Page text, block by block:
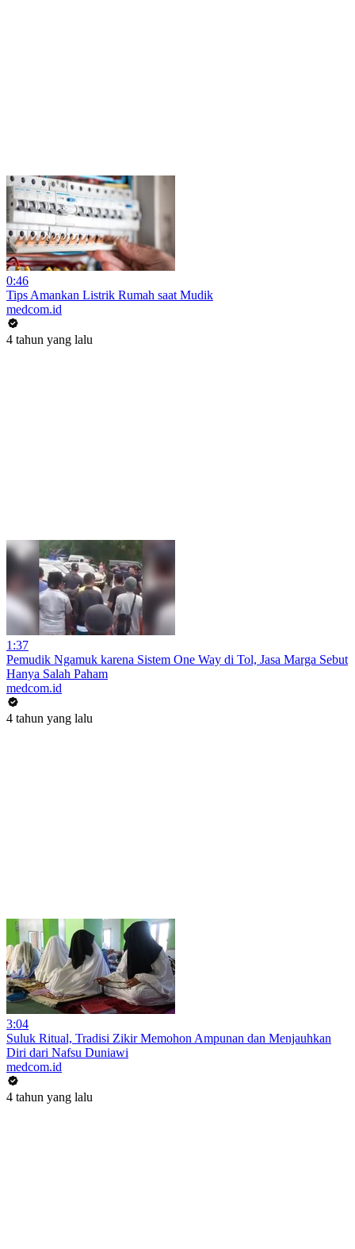
0:46
Tips Amankan Listrik Rumah saat Mudik
medcom.id
4 tahun yang lalu
1:37
Pemudik Ngamuk karena Sistem One Way di Tol, Jasa Marga Sebut
Hanya Salah Paham
medcom.id
4 tahun yang lalu
3:04
Suluk Ritual, Tradisi Zikir Memohon Ampunan dan Menjauhkan
Diri dari Nafsu Duniawi
medcom.id
4 tahun yang lalu